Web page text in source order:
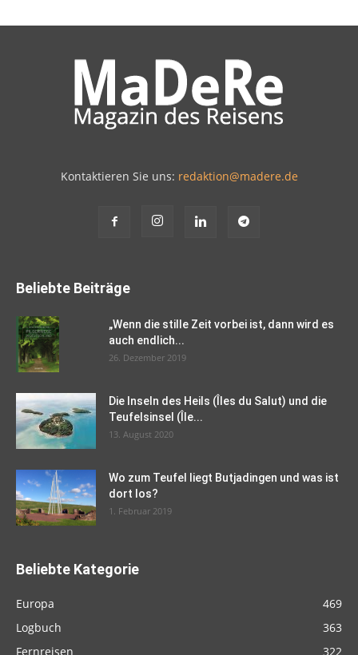
Kontaktieren Sie uns: redaktion@madere.de
Beliebte Beiträge
„Wenn die stille Zeit vorbei ist, dann wird es
auch endlich...
26. Dezember 2019
Die Inseln des Heils (Îles du Salut) und die
Teufelsinsel (Île...
13. August 2020
Wo zum Teufel liegt Butjadingen und was ist
dort los?
1. Februar 2019
Beliebte Kategorie
Europa
469
Logbuch
363
Fernreisen
322